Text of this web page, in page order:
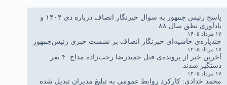
پاسخ رئیس جمهور به سوال خبرنگار انصاف درباره دی ۱۴۰۴ و
یادآوری نطق سال ۸۸
۱۷ مرداد ۱۴۰۵
چندپاره‌ی حاشیه‌ای خبرنگار انصاف بر نشست خبری رئیس‌جمهور
۱۷ مرداد ۱۴۰۵
آخرین خبر از پرونده‌ی قتل حمیدرضا رجب‌زاده مداح: ۴ نفر
دستگیر شدند
۱۷ مرداد ۱۴۰۵
محمد خدادی: کارکرد روابط عمومی به تبلیغ مدیران تبدیل شده